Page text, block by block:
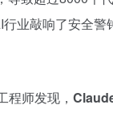
业敲响了安全警
师发现，